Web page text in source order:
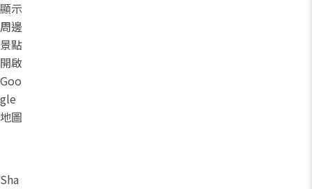
顯示
周邊
景點
開啟
Goo
gle
地圖
Sha